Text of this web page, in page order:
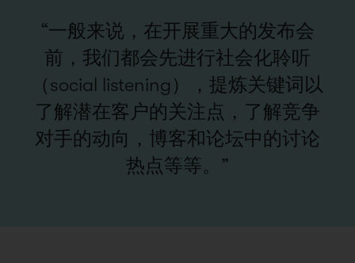
“一般来说，在开展重大的发布会
前，我们都会先进行社会化聆听
（social listening），提炼关键词以
了解潜在客户的关注点，了解竞争
对手的动向，博客和论坛中的讨论
热点等等。”